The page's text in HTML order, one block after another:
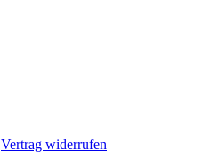
Vertrag widerrufen